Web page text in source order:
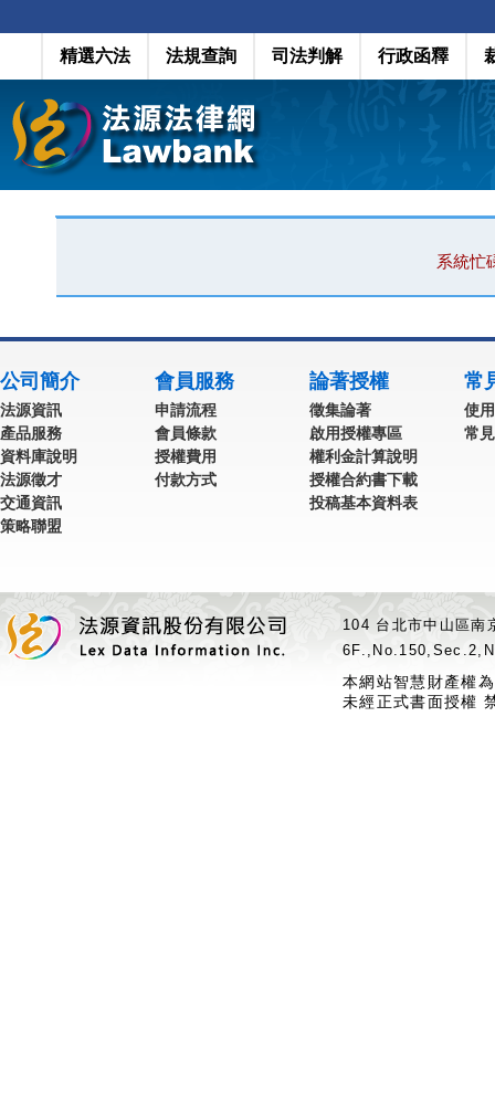
精選六法 法規查詢 司法判解 行政函釋
系統忙
公司簡介
法源資訊
產品服務
資料庫說明
法源徵才
交通資訊
策略聯盟
會員服務
申請流程
會員條款
授權費用
付款方式
論著授權
徵集論著
啟用授權專區
權利金計算說明
授權合約書下載
投稿基本資料表
常
使
常
104 台北市中山區
本網站智慧財產權
未經正式書面授權